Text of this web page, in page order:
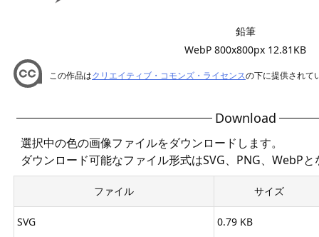
鉛筆
WebP 800x800px 12.81KB
この作品はクリエイティブ・コモンズ・ライセンスの下に提供されて
Download
選択中の色の画像ファイルをダウンロードします。
ダウンロード可能なファイル形式はSVG、PNG、WebPと
ファイル サイズ
SVG 0.79 KB